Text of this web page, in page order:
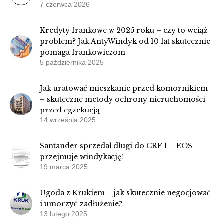
7 czerwca 2026
Kredyty frankowe w 2025 roku – czy to wciąż
problem? Jak AntyWindyk od 10 lat skutecznie
pomaga frankowiczom
5 października 2025
Jak uratować mieszkanie przed komornikiem
– skuteczne metody ochrony nieruchomości
przed egzekucją
14 września 2025
Santander sprzedał długi do CRF 1 – EOS
przejmuje windykację!
19 marca 2025
Ugoda z Krukiem – jak skutecznie negocjować
i umorzyć zadłużenie?
13 lutego 2025